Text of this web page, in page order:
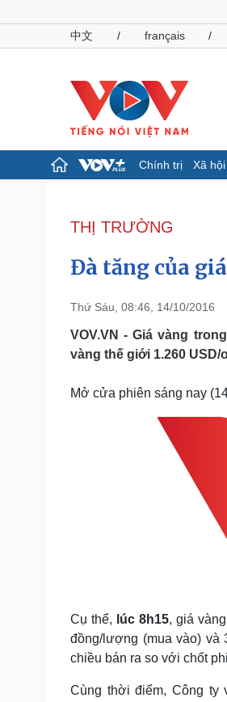
中文
/ français /
Chính trị Xã hội
Đảng
Tổ chức nhân sự
Nhận diện sự thật
Pháp luật
Vụ án
Tư vấn luật
Dinh dưỡng - món ngon
Cải chính
THỊ TRƯỜNG
Đà tăng của
Thứ Sáu, 08:46, 14/10/2016
VOV.VN - Giá vàng
vàng thế giới 1.260 USD/
Mở cửa phiên sáng nay
Cụ thể,
lúc 8h15, giá
đồng/lượng (mua vào) và
chiều bán ra so với chốt
Cùng thời điểm, Công ty